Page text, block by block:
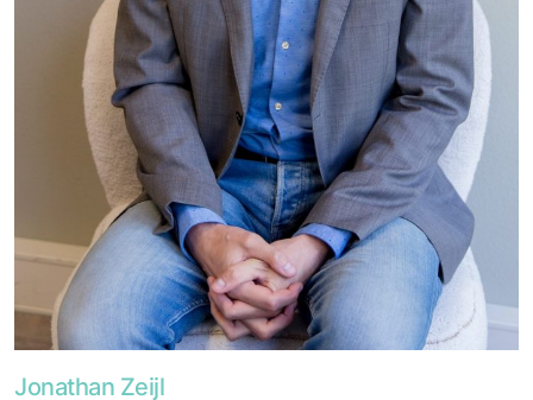
Jonathan Zeijl